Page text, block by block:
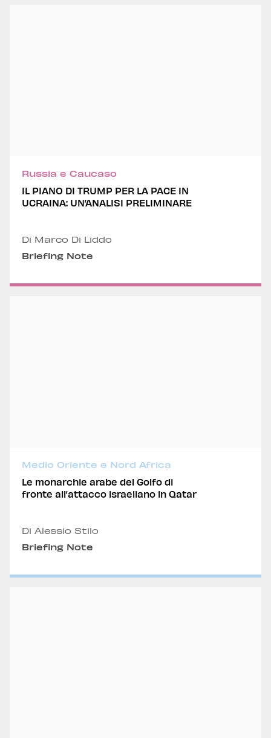
Russia e Caucaso
IL PIANO DI TRUMP PER LA PACE IN
UCRAINA: UN’ANALISI PRELIMINARE
Di Marco Di Liddo
Briefing Note
Medio Oriente e Nord Africa
Le monarchie arabe del Golfo di
fronte all’attacco israeliano in Qatar
Di Alessio Stilo
Briefing Note